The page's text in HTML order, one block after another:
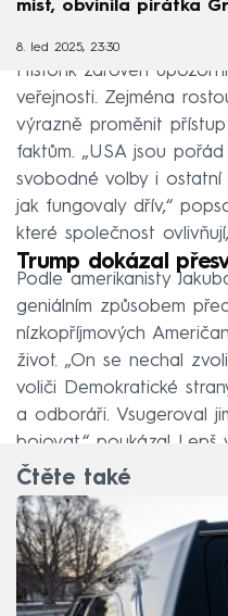
míst, obvinila pirátka
8. led 2025, 23:30
Historik zároveň
veřejnosti. Zejména
výrazně proměnit
faktům. „USA jsou
svobodné volby i ostatní
jak fungovaly dřív,“
které společnost
Trump dokázal
Podle amerikanisty
geniálním způsobem
nízkopříjmových
život. „On se nechal
voliči Demokratické
a odboráři. Vsugeroval
bojovat,“ poukázal Lepš
Čtěte také